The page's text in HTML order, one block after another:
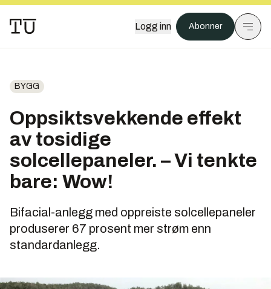
Logg inn Abonner
BYGG
Oppsiktsvekkende effekt
av tosidige
solcellepaneler. – Vi tenkte
bare: Wow!
Bifacial-anlegg med oppreiste solcellepaneler
produserer 67 prosent mer strøm enn
standardanlegg.